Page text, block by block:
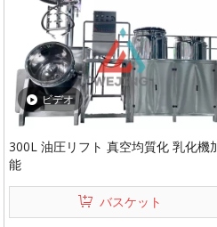
ビデオ
300L 油圧リフト 真空均質化 乳化機
能
バスケット